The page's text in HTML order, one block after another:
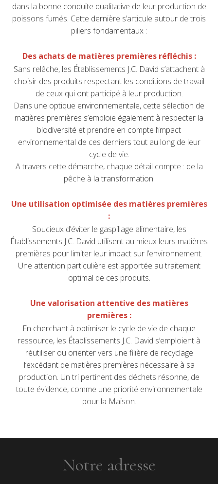
dans la bonne conduite qualitative de leur production de
poissons fumés. Cette dernière s’articule autour de trois
piliers fondamentaux :
Des achats de matières premières réfléchis :
Sans relâche, les Établissements J.C. David s’attachent à
choisir des produits respectant les conditions de travail
de ceux qui ont participé à leur production.
Dans une optique environnementale, cette sélection de
matières premières s’emploie également à respecter la
biodiversité et prendre en compte l’impact
environnemental de ces derniers tout au long de leur
cycle de vie.
A travers cette démarche, chaque détail compte : de la
pêche à la transformation.
Une utilisation optimisée des matières premières
:
Soucieux d’éviter le gaspillage alimentaire, les
Établissements J.C. David utilisent au mieux leurs matières
premières pour limiter leur impact sur l’environnement.
Une attention particulière est apportée au traitement
optimal de ces produits.
Une valorisation attentive des matières
premières :
En cherchant à optimiser le cycle de vie de chaque
ressource, les Établissements J.C. David s’emploient à
réutiliser ou orienter vers une filière de recyclage
l’excédant de matières premières nécessaire à sa
production. Un tri pertinent des déchets résonne, de
toute évidence, comme une priorité environnementale
pour la Maison.
Notre adresse